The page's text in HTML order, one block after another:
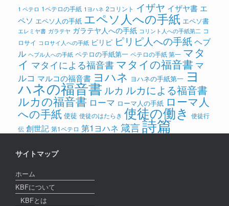
1 ペテロ 1ペテロの手紙 1ヨハネ 2コリント イザヤ イザヤ書 エ
ペソ エペソ人の手紙 エペソ人への手紙 エペソ書
エレミヤ書 ガラテヤ ガラテヤ人への手紙 コリント人への手紙第二 コ
ロサイ コロサイ人への手紙 ピリピ ピリピ人への手紙ヘブ
ル ヘブル人への手紙 ペテロの手紙第一 ペテロの手紙 第一 マタ
イ マタイによる福音書 マタイの福音書 マ
ルコ マルコの福音書 ヨハネ ヨハネの手紙第一 ヨ
ハネの福音書 ルカ ルカによる福音書
ルカの福音書 ローマ ローマ人の手紙 ローマ人
への手紙 使徒 使徒のはたらき 使徒の働き 使徒行
伝 創世記 第1ペテロ 第1ヨハネ 箴言詩篇
サイトマップ
ホーム
KBFについて
KBFとは